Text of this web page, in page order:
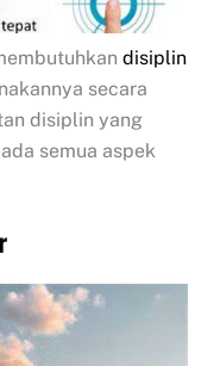
disiplin
secara
disiplin yang
semua aspek